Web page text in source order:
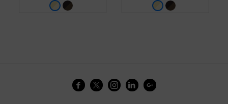
    